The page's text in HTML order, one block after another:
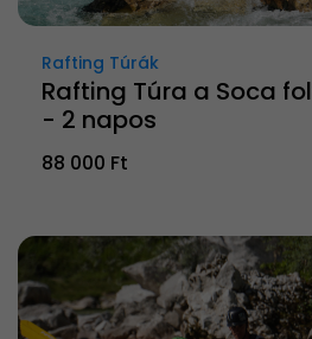
Rafting Túrák
Rafting Túra a Soca
- 2 napos
88 000 Ft